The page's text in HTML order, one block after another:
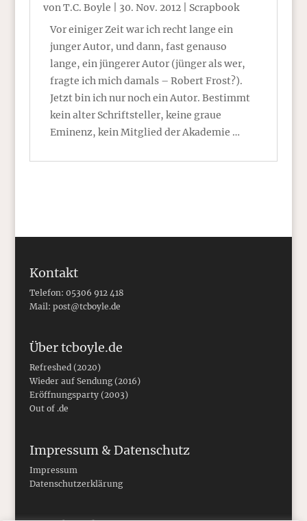
vonT.C. Boyle 30. Nov. 2012| Scrapbook
Vor einiger Zeit war ich recht lange ein
junger Autor, und dann, fast genauso
lange, ein jüngerer Autor (jünger als wer,
fragte ich mich damals – Robert Frost?).
Jetzt bin ich nur noch ein Autor. Bestimmt
kein alter Schriftsteller, keine graue
Eminenz, kein Mitglied der Akademie …
Kontakt
Telefon: 05306 912 418
Mail: post@tcboyle.de
Über tcboyle.de
Refreshed (2020)
Wieder auf Sendung (2016)
Eröffnungsparty (2003)
Out of .de
Impressum & Datenschutz
Impressum
Datenschutzerklärung